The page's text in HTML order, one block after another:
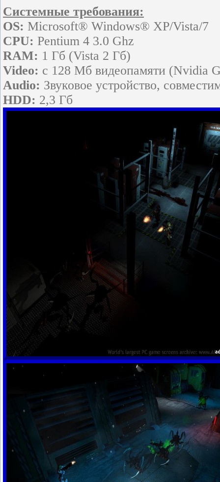
Системные требования:
OS: Microsoft® Windows® XP/Vista/7
CPU: Pentium 4 3.0 Ghz
RAM: 1 Гб (Vista 2 Гб)
Video: с 128 Мб видеопамяти (Nvidia
Audio: Звуковое устройство,
HDD: 2,3 Гб